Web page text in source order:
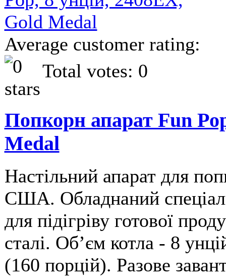
Average customer rating:
Total votes: 0
Попкорн апарат Fun
Medal
Настільний апарат для
США. Обладнаний
для підігріву готової
сталі. Обʼєм котла - 8
(160 порцій). Разове